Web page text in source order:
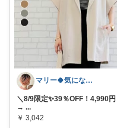
マリー🍀気になるものたくさん✨
＼8/9限定✨39％OFF！4,990円
→ ...
￥ 3,042